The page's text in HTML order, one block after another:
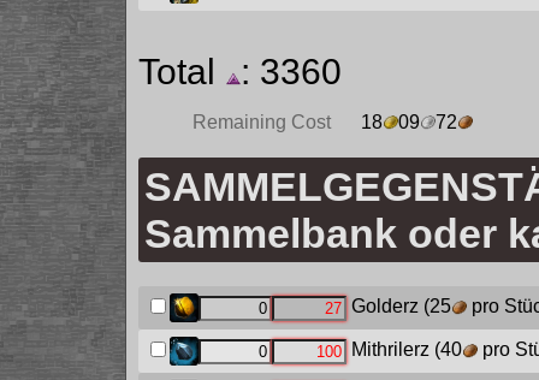
Total : 3360
Remaining Cost 18 09 72
Sammelbank oder
Golderz(25 pro
Mithrilerz(40 pro